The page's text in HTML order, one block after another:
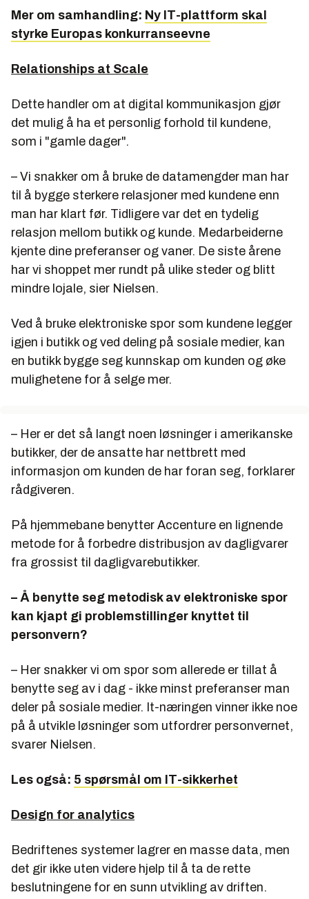
Mer om samhandling: Ny IT-plattform skal
styrke Europas konkurranseevne
Relationships at Scale
Dette handler om at digital kommunikasjon gjør
det mulig å ha et personlig forhold til kundene,
som i "gamle dager".
– Vi snakker om å bruke de datamengder man har
til å bygge sterkere relasjoner med kundene enn
man har klart før. Tidligere var det en tydelig
relasjon mellom butikk og kunde. Medarbeiderne
kjente dine preferanser og vaner. De siste årene
har vi shoppet mer rundt på ulike steder og blitt
mindre lojale, sier Nielsen.
Ved å bruke elektroniske spor som kundene legger
igjen i butikk og ved deling på sosiale medier, kan
en butikk bygge seg kunnskap om kunden og øke
mulighetene for å selge mer.
– Her er det så langt noen løsninger i amerikanske
butikker, der de ansatte har nettbrett med
informasjon om kunden de har foran seg, forklarer
rådgiveren.
På hjemmebane benytter Accenture en lignende
metode for å forbedre distribusjon av dagligvarer
fra grossist til dagligvarebutikker.
– Å benytte seg metodisk av elektroniske spor
kan kjapt gi problemstillinger knyttet til
personvern?
– Her snakker vi om spor som allerede er tillat å
benytte seg av i dag - ikke minst preferanser man
deler på sosiale medier. It-næringen vinner ikke noe
på å utvikle løsninger som utfordrer personvernet,
svarer Nielsen.
Les også: 5 spørsmål om IT-sikkerhet
Design for analytics
Bedriftenes systemer lagrer en masse data, men
det gir ikke uten videre hjelp til å ta de rette
beslutningene for en sunn utvikling av driften.